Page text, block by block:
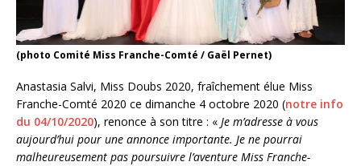
(photo Comité Miss Franche-Comté / Gaël Pernet)
Anastasia Salvi, Miss Doubs 2020, fraîchement élue Miss
Franche-Comté 2020 ce dimanche 4 octobre 2020 (notre info
du 04/10/2020), renonce à son titre : « Je m’adresse à vous
aujourd’hui pour une annonce importante. Je ne pourrai
malheureusement pas poursuivre l’aventure Miss Franche-